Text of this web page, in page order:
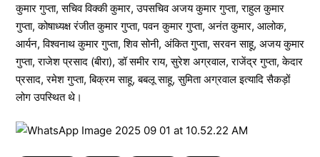
कुमार गुप्ता, सचिव विक्की कुमार, उपसचिव अजय कुमार गुप्ता, राहुल कुमार
गुप्ता, कोषाध्यक्ष रंजीत कुमार गुप्ता, पवन कुमार गुप्ता, अनंत कुमार, आलोक,
आर्यन, विश्वनाथ कुमार गुप्ता, शिव सोनी, अंकित गुप्ता, सरवन साहू, अजय कुमार
गुप्ता, राजेश प्रसाद (बीरा), डॉ समीर राय, सुरेश अग्रवाल, राजेंद्र गुप्ता, केदार
प्रसाद, रमेश गुप्ता, बिक्रम साहू, बबलू साहू, सुमिता अग्रवाल इत्यादि सैकड़ों
लोग उपस्थित थे।